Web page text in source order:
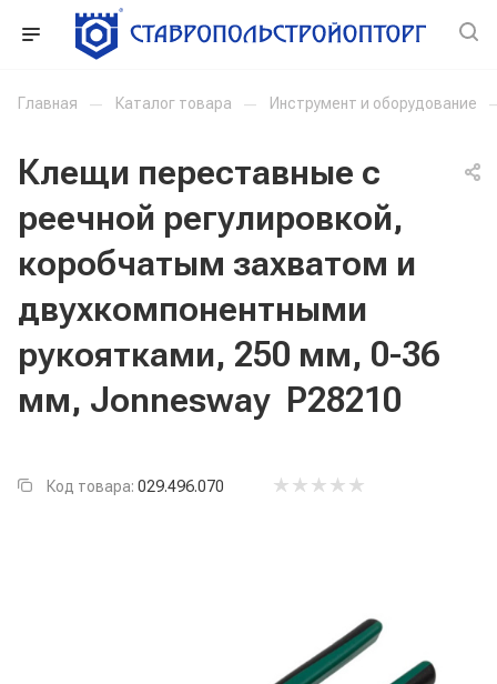
Главная — Каталог товара — Инструмент и оборудование
Клещи переставные с
реечной регулировкой,
коробчатым захватом и
двухкомпонентными
рукоятками, 250 мм, 0-36
мм, Jonnesway P28210
Код товара: 029.496.070